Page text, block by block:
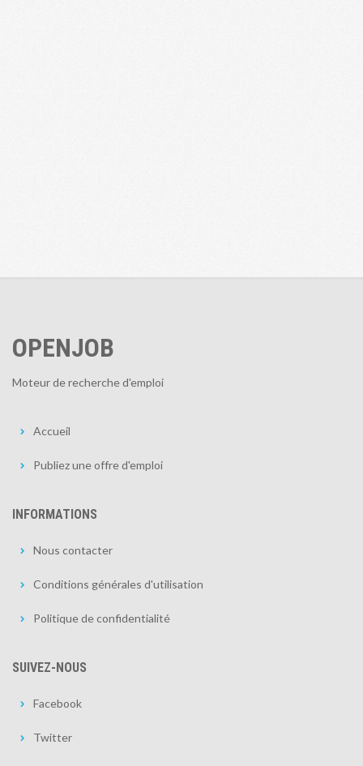
OPENJOB
Moteur de recherche d'emploi
Accueil
Publiez une offre d'emploi
INFORMATIONS
Nous contacter
Conditions générales d'utilisation
Politique de confidentialité
SUIVEZ-NOUS
Facebook
Twitter